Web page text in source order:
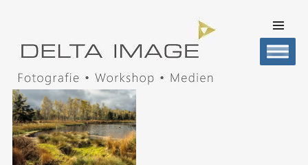
CONTENT